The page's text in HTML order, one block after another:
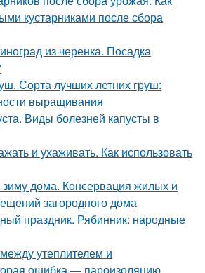
кустарниками после сбора
из черенка. Посадка
Сорта лучших летних груш:
выращивания
Виды болезней капусты в
и ухаживать. Как использовать
дома. Консервация жилых и
загородного дома
праздник. Рябинник: народные
утеплителем и